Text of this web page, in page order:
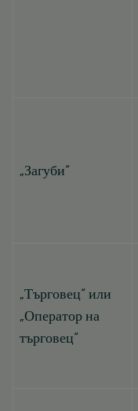
„Загуби“
„Търговец“ или
„Оператор на
търговец“